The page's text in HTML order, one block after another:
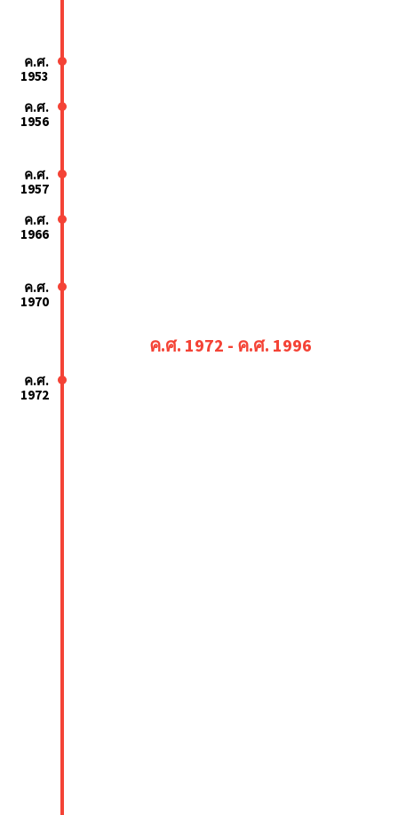
ค.ศ.
1953
ค.ศ.
1956
ค.ศ.
1957
ค.ศ.
1966
ค.ศ.
1970
ค.ศ. 1972 - ค.ศ. 1996
ค.ศ.
1972